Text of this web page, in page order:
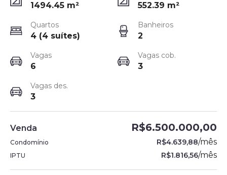
1494.45 m² 552.39 m²
Quartos
4 (4 suítes)
Banheiros
2
Vagas
6
Vagas cob.
3
Vagas des.
3
Venda R$6.500.000,00
Condomínio R$4.639,88/mês
IPTU R$1.816,56/mês